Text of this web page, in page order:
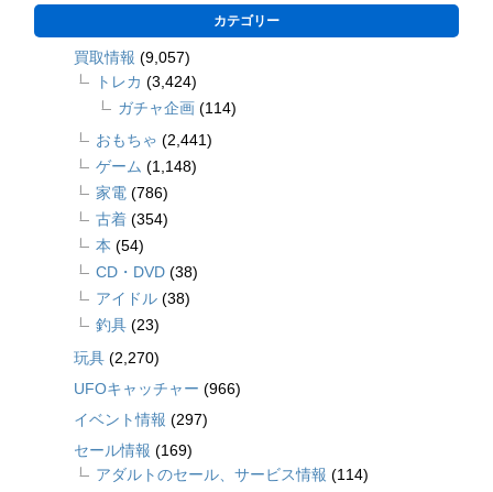
カテゴリー
買取情報 (9,057)
トレカ (3,424)
ガチャ企画 (114)
おもちゃ (2,441)
ゲーム (1,148)
家電 (786)
古着 (354)
本 (54)
CD・DVD (38)
アイドル (38)
釣具 (23)
玩具 (2,270)
UFOキャッチャー (966)
イベント情報 (297)
セール情報 (169)
アダルトのセール、サービス情報 (114)